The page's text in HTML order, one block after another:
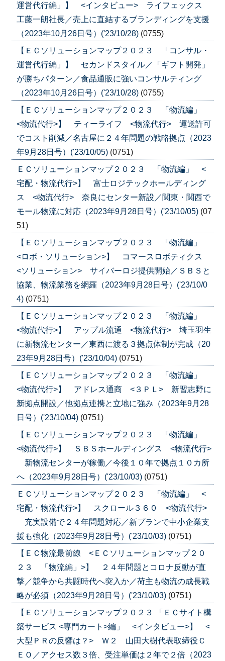
運営代行編」】 <インタビュー> ライフェックス
工藤一朗社長／売上に直結するブランディングを支援
（2023年10月26日号）('23/10/28) (0755)
【ＥＣソリューションマップ２０２３ 「コンサル・
運営代行編」】 セカンドスタイル／「ギフト開発」
が勝ちパターン／食品通販に強いコンサルティング
（2023年10月26日号）('23/10/28) (0755)
【ＥＣソリューションマップ２０２３ 「物流編」
<物流代行>】 ティーライフ <物流代行> 運送許可
でコスト削減／名古屋に２４年問題の戦略拠点（2023
年9月28日号）('23/10/05) (0751)
ＥＣソリューションマップ２０２３ 「物流編」 <
宅配・物流代行>】 富士ロジテックホールディング
ス <物流代行> 奈良にセンター新設／関東・関西で
モール物流に対応（2023年9月28日号）('23/10/05) (07
51)
【ＥＣソリューションマップ２０２３ 「物流編」
<ロボ・ソリューション>】 コマースロボティクス
<ソリューション> サイバーロジ提供開始／ＳＢＳと
協業、物流業務を網羅（2023年9月28日号）('23/10/0
4) (0751)
【ＥＣソリューションマップ２０２３ 「物流編」
<物流代行>】 アップル流通 <物流代行> 埼玉羽生
に新物流センター／東西に渡る３拠点体制が完成（20
23年9月28日号）('23/10/04) (0751)
【ＥＣソリューションマップ２０２３ 「物流編」
<物流代行>】 アドレス通商 <３ＰＬ> 新習志野に
新拠点開設／他拠点連携と立地に強み（2023年9月28
日号）('23/10/04) (0751)
【ＥＣソリューションマップ２０２３ 「物流編」
<物流代行>】 ＳＢＳホールディングス <物流代行>
新物流センターが稼働／今後１０年で拠点１０カ所
へ（2023年9月28日号）('23/10/03) (0751)
ＥＣソリューションマップ２０２３ 「物流編」 <
宅配・物流代行>】 スクロール３６０ <物流代行>
充実設備で２４年問題対応／新プランで中小企業支
援も強化（2023年9月28日号）('23/10/03) (0751)
【ＥＣ物流最前線 <ＥＣソリューションマップ２０
２３ 「物流編」>】 ２４年問題とコロナ反動が直
撃／競争から共闘時代へ突入か／荷主も物流の成長戦
略が必須（2023年9月28日号）('23/10/03) (0751)
【ＥＣソリューションマップ２０２３ 「ＥＣサイト構
築サービス <専門カート>編」 <インタビュー>】 <
大型ＰＲの反響は？> Ｗ２ 山田大樹代表取締役Ｃ
ＥＯ／アクセス数３倍、受注単価は２年で２倍（2023